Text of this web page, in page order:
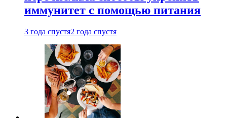
иммунитет с помощью питания
3 года спустя2 года спустя